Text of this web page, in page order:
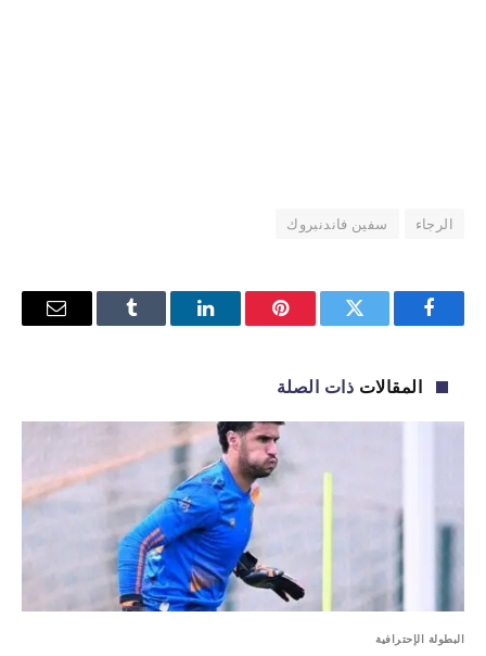
الرجاء سفين فاندنبروك
فيسبوك تويتر بينتيريستلينكدإن Tumblr
البريد
المقالات ذات الصلة
البطولة الإحترافية